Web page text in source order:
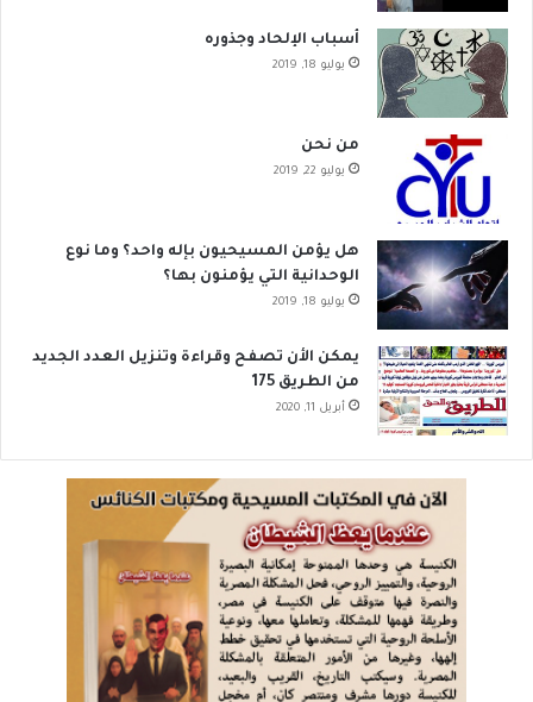
أسباب الإلحاد وجذوره
يوليو 18, 2019
من نحن
يوليو 22, 2019
هل يؤمن المسيحيون بإله واحد؟ وما نوع
الوحدانية التي يؤمنون بها؟
يوليو 18, 2019
يمكن الأن تصفح وقراءة وتنزيل العدد الجديد
من الطريق 175
أبريل 11, 2020